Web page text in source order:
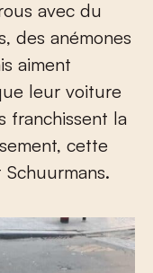
avec du
des anémones
aiment
leur voiture
franchissent la
cette